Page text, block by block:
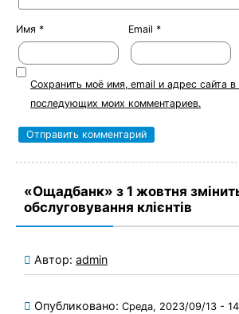
Имя * Email *
Сохранить моё имя, email и адрес сайта
последующих моих комментариев.
«Ощадбанк» з 1 жовтня
обслуговування клієнтів
Автор: admin
Опубликовано: Среда, 2023/09/13 -